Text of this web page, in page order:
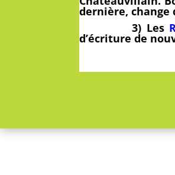
dernière, change
3) Les
d’écriture de